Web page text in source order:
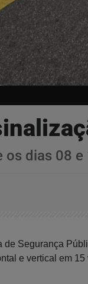
os dias 08
Segurança
e vertical em